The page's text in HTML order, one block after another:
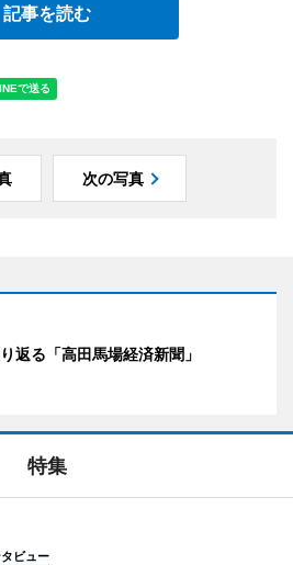
記事を読む
次の写真
返る「高田馬場経済新聞」
特集
ビュー